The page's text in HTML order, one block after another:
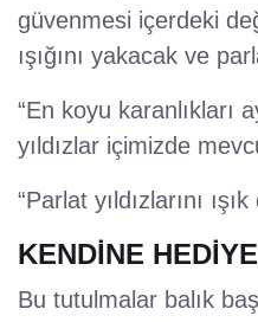
güvenmesi içerdeki
ışığını yakacak ve
“En koyu karanlıkları
yıldızlar içimizde
“Parlat yıldızlarını ışık
KENDİNE
Bu tutulmalar balık